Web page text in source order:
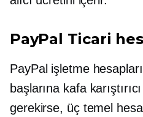
PayPal Ticari
PayPal işletme
başlarına kafa
gerekirse, üç temel